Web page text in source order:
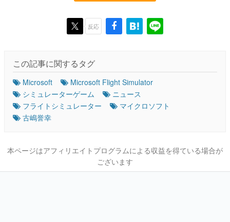
反応
この記事に関するタグ
Microsoft
Microsoft Flight Simulator
シミュレーターゲーム
ニュース
フライトシミュレーター
マイクロソフト
古嶋誉幸
本ページはアフィリエイトプログラムによる収益を得ている場合が
ございます